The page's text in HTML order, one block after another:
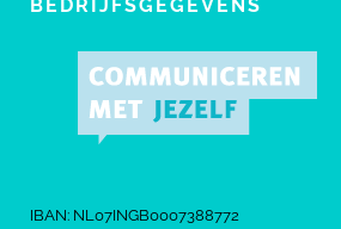
BEDRIJFSGEGEVENS
IBAN: NL07INGB0007388772